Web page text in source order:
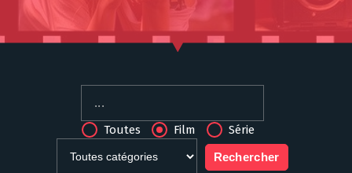
Toutes Film Série